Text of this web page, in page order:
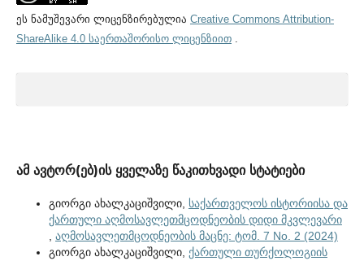
ეს ნამუშევარი ლიცენზირებულია Creative Commons Attribution-
ShareAlike 4.0 საერთაშორისო ლიცენზიით.
ამ ავტორ(ებ)ის ყველაზე წაკითხვადი სტატიები
გიორგი ახალკაციშვილი, საქართველოს ისტორიისა და
ქართული აღმოსავლეთმცოდნეობის დიდი მკვლევარი
, აღმოსავლეთმცოდნეობის მაცნე: ტომ. 7 No. 2 (2024)
გიორგი ახალკაციშვილი, ქართული თურქოლოგიის